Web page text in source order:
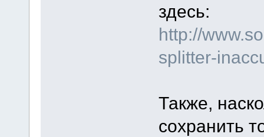
здесь:
http://
splitter-
Также,
сохранить